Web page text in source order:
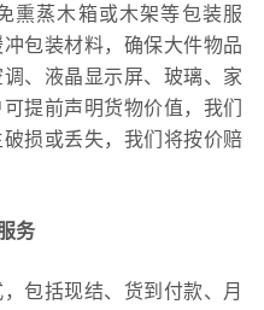
熏蒸木箱或木架等包装服
包装材料，确保大件物品
、液晶显示屏、玻璃、家
提前声明货物价值，我们
损或丢失，我们将按价赔
务
包括现结、货到付款、月